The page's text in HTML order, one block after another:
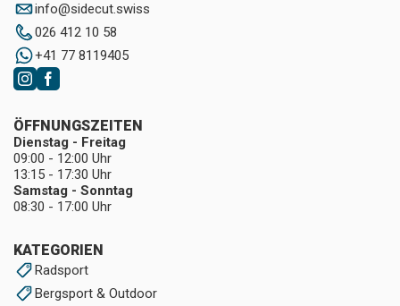
info@sidecut.swiss
026 412 10 58
+41 77 8119405
KATEGORIEN
Radsport
Bergsport & Outdoor
ÖFFNUNGSZEITEN
Dienstag - Freitag
09:00 - 12:00 Uhr
13:15 - 17:30 Uhr
Samstag - Sonntag
08:30 - 17:00 Uhr